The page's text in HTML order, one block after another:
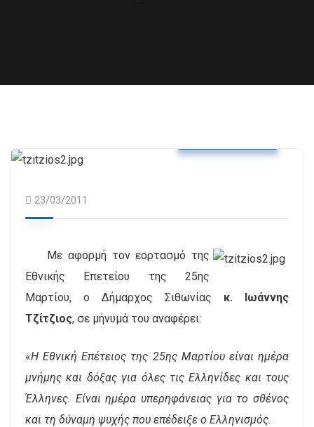
23/03/2011
Με αφορμή τον εορτασμό της
Εθνικής Επετείου της 25ης
Μαρτίου, ο Δήμαρχος Σιθωνίας κ. Ιωάννης
Τζίτζιος, σε μήνυμά του αναφέρει:
«Η Εθνική Επέτειος της 25ης Μαρτίου είναι ημέρα
μνήμης και δόξας για όλες τις Ελληνίδες και τους
Έλληνες. Είναι ημέρα υπερηφάνειας για το σθένος
και τη δύναμη ψυχής που επέδειξε ο Ελληνισμός.